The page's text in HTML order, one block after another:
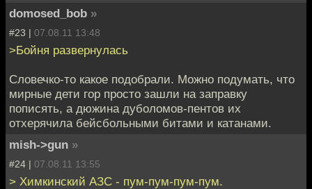
domosed_bob »
#23 | 07.08.11 13:48
>Бойня развернулась
Словечко-то какое подобрали. Можно подумать, что
мирные дети гор просто зашли на заправку
пописять, а дюжина дуболомов-пентов их
отхерячила бейсбольными битами и катанами.
mish->gun »
#24 | 07.08.11 13:55
> Химкинский АЗС - пум-пум-пум-пум.